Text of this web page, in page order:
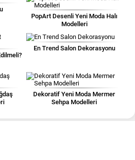
PopArt Desenli Yeni Moda Halı
Modelleri
En Trend Salon Dekorasyonu
Dekoratif Yeni Moda Mermer
Sehpa Modelleri